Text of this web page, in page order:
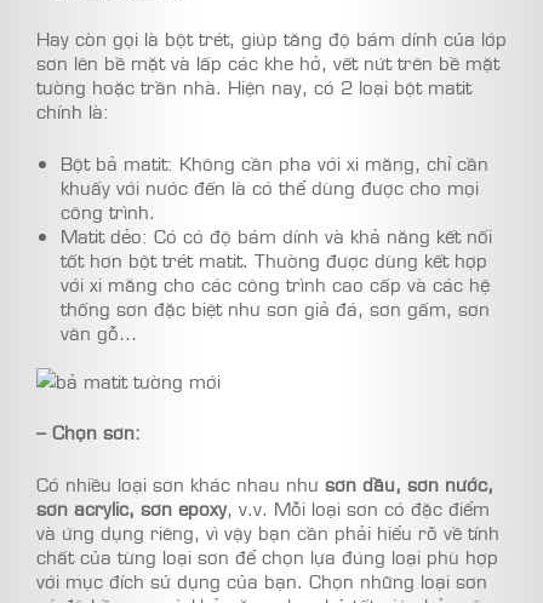
Hay còn gọi là bột trét, giúp tăng độ bám dính của lớp
sơn lên bề mặt và lấp các khe hở, vết nứt trên bề mặt
tường hoặc trần nhà. Hiện nay, có 2 loại bột matit
chính là:
Bột bả matit: Không cần pha với xi măng, chỉ cần
khuấy với nước đến là có thể dùng được cho mọi
công trình.
Matit dẻo: Có có độ bám dính và khả năng kết nối
tốt hơn bột trét matit. Thường được dùng kết hợp
với xi măng cho các công trình cao cấp và các hệ
thống sơn đặc biệt như sơn giả đá, sơn gấm, sơn
vân gỗ…
– Chọn sơn:
Có nhiều loại sơn khác nhau như sơn dầu, sơn nước,
sơn acrylic, sơn epoxy , v.v. Mỗi loại sơn có đặc điểm
và ứng dụng riêng, vì vậy bạn cần phải hiểu rõ về tính
chất của từng loại sơn để chọn lựa đúng loại phù hợp
với mục đích sử dụng của bạn. Chọn những loại sơn